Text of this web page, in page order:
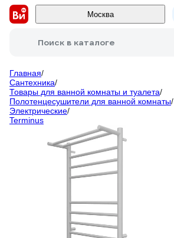
Москва
Поиск в каталоге
Главная/
Сантехника/
Товары для ванной комнаты и туалета/
Полотенцесушители для ванной комнаты/
Электрические/
Terminus